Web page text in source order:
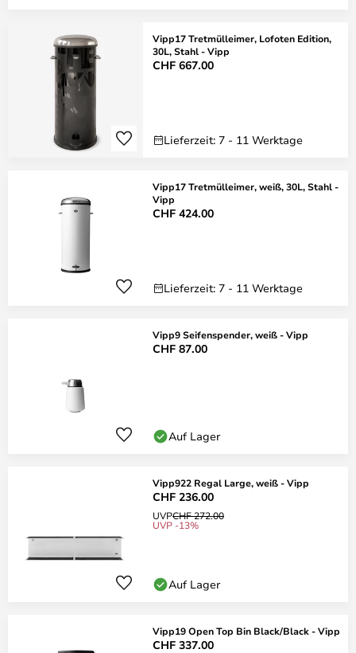
Vipp17 Tretmülleimer, Lofoten Edition,
30L, Stahl - Vipp
CHF 667.00
Lieferzeit: 7 - 11 Werktage
Vipp17 Tretmülleimer, weiß, 30L, Stahl -
Vipp
CHF 424.00
Lieferzeit: 7 - 11 Werktage
Vipp9 Seifenspender, weiß - Vipp
CHF 87.00
Auf Lager
Vipp922 Regal Large, weiß - Vipp
CHF 236.00
UVPCHF 272.00
UVP -13%
Auf Lager
Vipp19 Open Top Bin Black/Black - Vipp
CHF 337.00